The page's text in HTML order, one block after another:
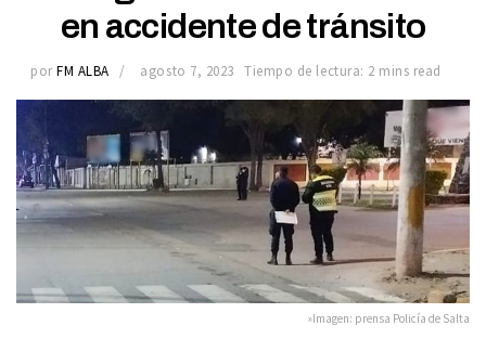
en accidente de tránsito
por FM ALBA agosto 7, 2023 Tiempo de lectura: 2 mins read
»Imagen: prensa Policía de Salta